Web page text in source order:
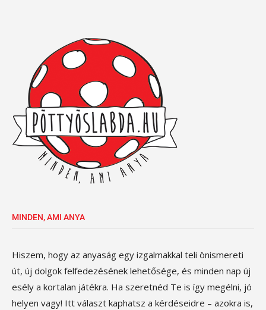
MINDEN, AMI ANYA
Hiszem, hogy az anyaság egy izgalmakkal teli önismereti
út, új dolgok felfedezésének lehetősége, és minden nap új
esély a kortalan játékra. Ha szeretnéd Te is így megélni, jó
helyen vagy! Itt választ kaphatsz a kérdéseidre – azokra is,